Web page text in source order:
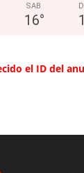
SAB
16°
el ID del